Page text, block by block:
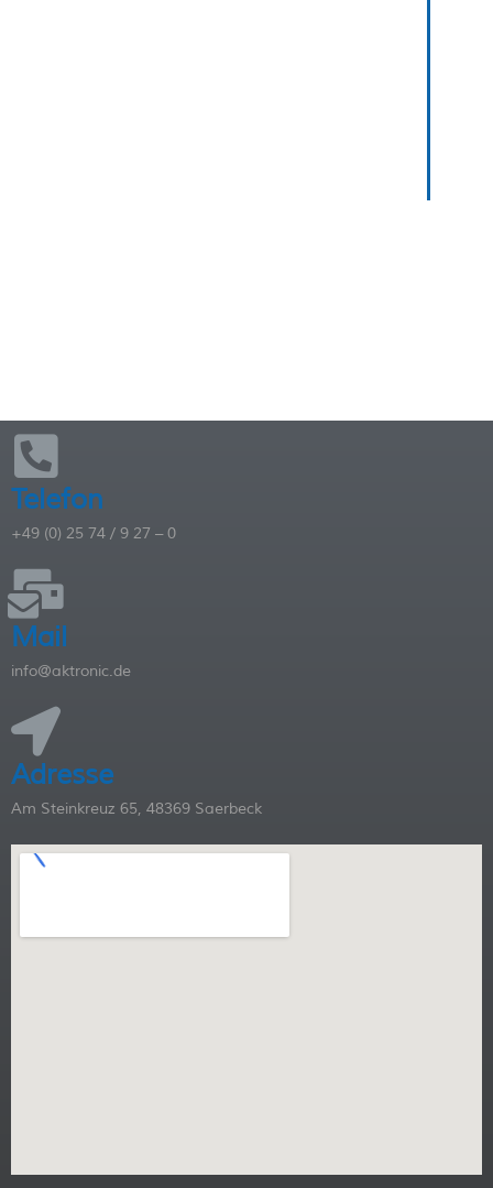
Telefon
+49 (0) 25 74 / 9 27 – 0
Mail
info@aktronic.de
Adresse
Am Steinkreuz 65, 48369 Saerbeck